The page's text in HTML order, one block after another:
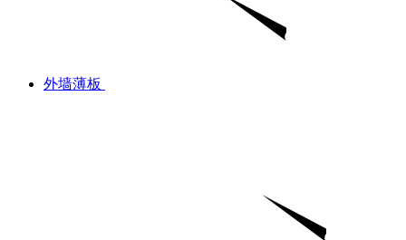
外墙薄板